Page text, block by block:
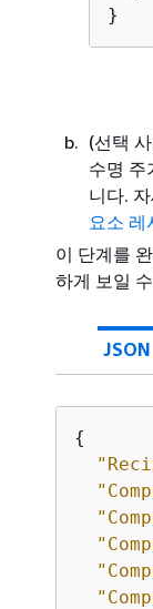
}
(선택
수명 주
니다.
요소 레
이 단계를
하게 보일
JSON
{